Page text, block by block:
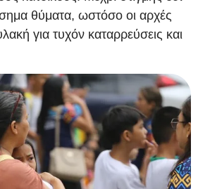
θύματα, ωστόσο οι αρχές
για τυχόν καταρρεύσεις και